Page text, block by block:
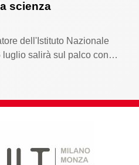
scienza
dell'Istituto Nazionale
luglio salirà sul palco con…